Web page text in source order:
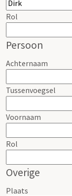
Rol
Persoon
Achternaam
Tussenvoegsel
Voornaam
Rol
Overige
Plaats